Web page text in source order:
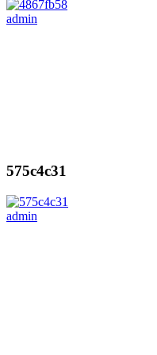
admin
575c4c31
admin